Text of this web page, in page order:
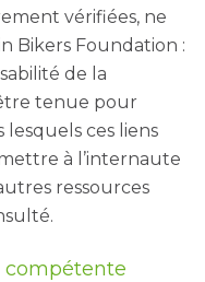
vérifiées, ne
Bikers Foundation :
de la
tenue pour
lesquels ces liens
à l’internaute
ressources
compétente